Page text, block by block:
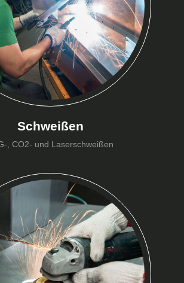
Schweißen
, CO2- und Laserschweißen